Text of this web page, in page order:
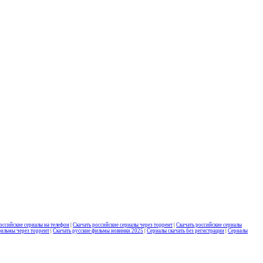
сериалы на телефон Скачать российские сериалы через торрент Скачать российские сериалы
через торрент Скачать русские фильмы новинки 2025 Сериалы скачать без регистрации Сериалы